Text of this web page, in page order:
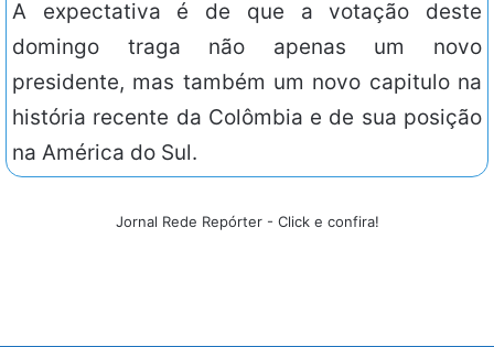
A expectativa é de que a votação deste
domingo traga não apenas um novo
presidente, mas também um novo capitulo na
história recente da Colômbia e de sua posição
na América do Sul.
Jornal Rede Repórter - Click e confira!